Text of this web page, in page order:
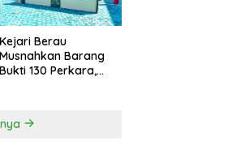
Kejari Berau
Musnahkan Barang
Bukti 130 Perkara,